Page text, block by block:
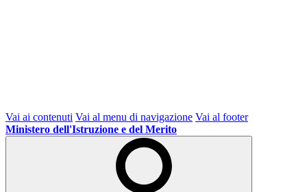
Vai ai contenuti Vai al menu di navigazione Vai al footer
Ministero dell'Istruzione e del Merito